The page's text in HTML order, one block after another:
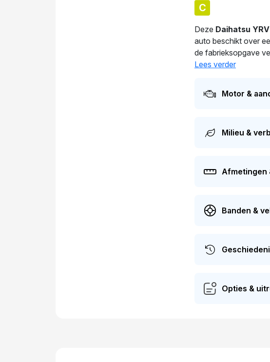
C
Deze Daihatsu YRV
auto beschikt over
de fabrieksopgave
160dagen wordt
Lees verder
Motor &
Milieu &
Afmetingen
Banden &
Opties &